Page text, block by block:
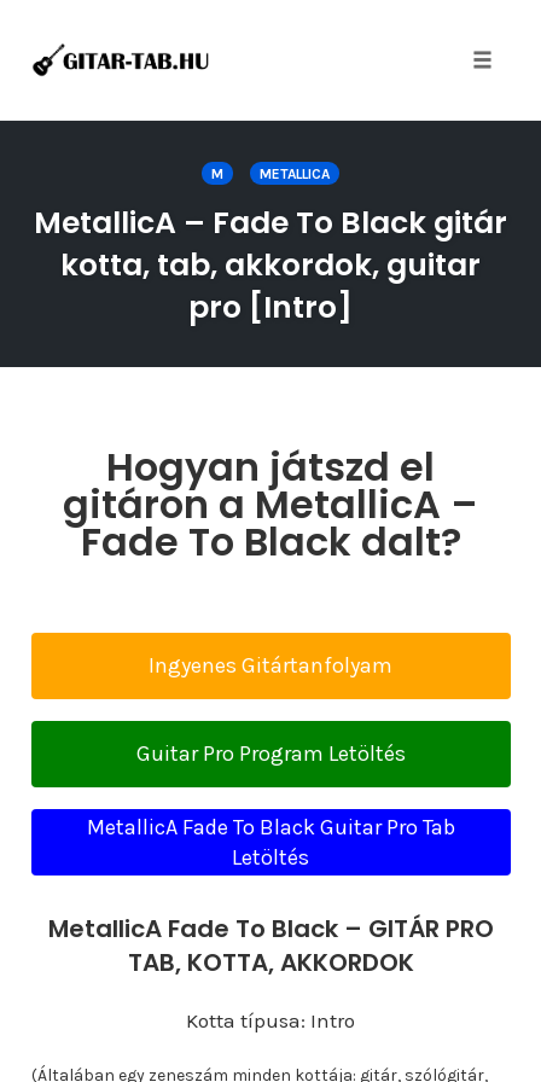
M METALLICA
MetallicA – Fade To Black gitár
kotta, tab, akkordok, guitar
pro [Intro]
Hogyan játszd el
gitáron a MetallicA –
Fade To Black dalt?
Ingyenes Gitártanfolyam
Guitar Pro Program Letöltés
MetallicA Fade To Black Guitar Pro Tab
Letöltés
MetallicA Fade To Black – GITÁR PRO
TAB, KOTTA, AKKORDOK
Kotta típusa: Intro
(Általában egy zeneszám minden kottája: gitár, szólógitár,